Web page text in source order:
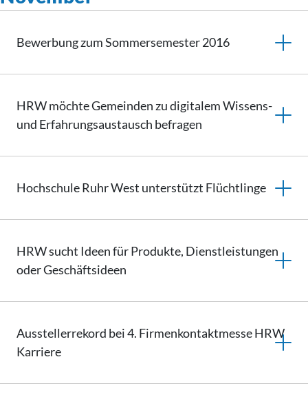
Bewerbung zum Sommersemester 2016
HRW möchte Gemeinden zu digitalem Wissens-
und Erfahrungsaustausch befragen
Hochschule Ruhr West unterstützt Flüchtlinge
HRW sucht Ideen für Produkte, Dienstleistungen
oder Geschäftsideen
Ausstellerrekord bei 4. FirmenkontaktmesseHRW
Karriere